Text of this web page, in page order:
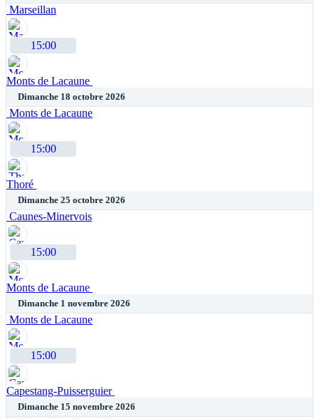
Marseillan
15:00
Monts de Lacaune
Dimanche 18 octobre 2026
Monts de Lacaune
15:00
Thoré
Dimanche 25 octobre 2026
Caunes-Minervois
15:00
Monts de Lacaune
Dimanche 1 novembre 2026
Monts de Lacaune
15:00
Capestang-Puisserguier
Dimanche 15 novembre 2026